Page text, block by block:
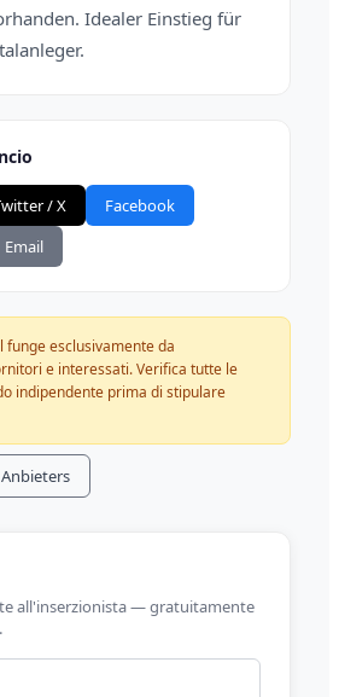
Idealer Einstieg für
/ X
Facebook
Email
esclusivamente da
e interessati. Verifica tutte le
indipendente prima di stipulare
all'inserzionista — gratuitamente